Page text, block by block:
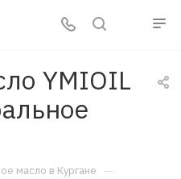
YMIOIL
масло в Кургане —